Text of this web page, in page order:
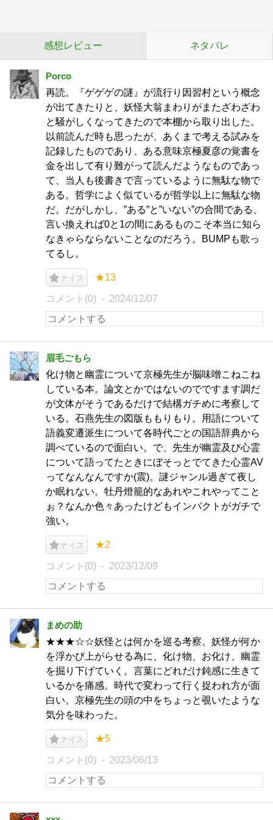
感想レビュー ネタバレ
Porco
再読。『ゲゲゲの謎』が流行り因習村という概念
が出てきたりと、妖怪大翁まわりがまたざわざわ
と騒がしくなってきたので本棚から取り出した。
以前読んだ時も思ったが、あくまで考える試みを
記録したものであり、ある意味京極夏彦の覚書を
金を出して有り難がって読んだようなものであっ
て、当人も後書きで言っているように無駄な物で
ある。哲学によく似ているが哲学以上に無駄な物
だ。だがしかし、”ある”と”いない”の合間である、
言い換えれば0と1の間にあるものこそ本当に知ら
なきゃらならないことなのだろう。BUMPも歌っ
てるし。
ナイス ★13
コメント(0) 2024/12/07
眉毛ごもら
化け物と幽霊について京極先生が脳味噌こねこね
している本。論文とかではないのでですます調だ
が文体がそうであるだけで結構ガチめに考察して
いる。石燕先生の図版ももりもり。用語について
語義変遷派生について各時代ごとの国語辞典から
調べているので面白い。で、先生が幽霊及び心霊
について語ってたときにぼそっとでてきた心霊AV
ってなんなんですか(震)。謎ジャンル過ぎて夜し
か眠れない。牡丹燈籠的なあれやこれやってこと
ぉ？なんか色々あったけどもインパクトがガチで
強い。
ナイス ★2
コメント(0) 2023/12/09
まめの助
★★★☆☆妖怪とは何かを巡る考察。妖怪が何か
を浮かび上がらせる為に、化け物、お化け、幽霊
を掘り下げていく。言葉にどれだけ鈍感に生きて
いるかを痛感。時代で変わって行く捉われ方が面
白い。京極先生の頭の中をちょっと覗いたような
気分を味わった。
ナイス ★5
コメント(0) 2023/06/13